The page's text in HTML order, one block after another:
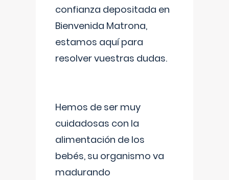
confianza depositada en
Bienvenida Matrona,
estamos aquí para
resolver vuestras dudas.
Hemos de ser muy
cuidadosas con la
alimentación de los
bebés, su organismo va
madurando